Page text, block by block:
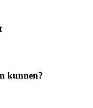
kunnen?